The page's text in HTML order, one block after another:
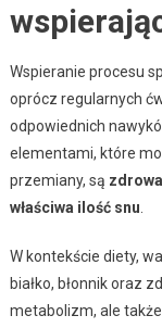
Wspieranie procesu
oprócz regularnych
odpowiednich
elementami, które
przemiany, są
właściwa ilość snu.
W kontekście diety,
białko, błonnik oraz
metabolizm, ale